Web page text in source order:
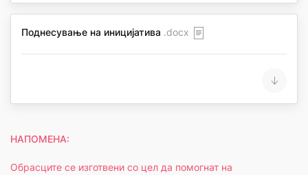
Поднесување на иницијатива .docx
НАПОМЕНА:
Обрасците се изготвени со цел да помогнат на